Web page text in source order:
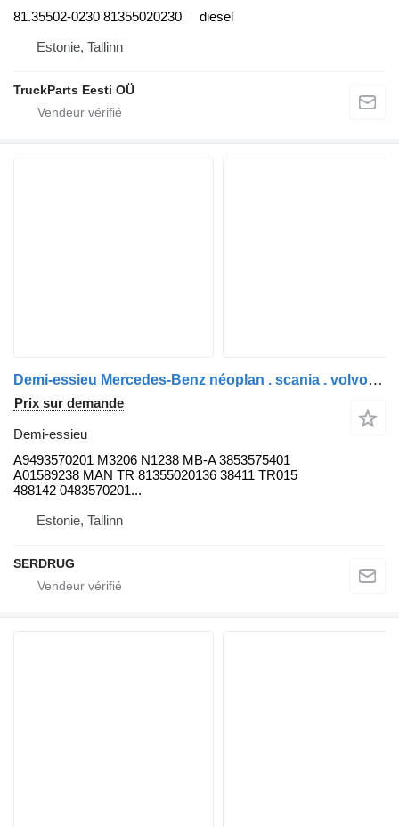
81.35502-0230 81355020230
diesel
Estonie, Tallinn
TruckParts Eesti OÜ
Demi-essieu Mercedes-Benz néoplan . scania . volvo . man A9493570201 M3206 pour bus MAN Daf . Volvo/ Scania / Neoplan
Prix sur demande
Demi-essieu
A9493570201 M3206 N1238 MB-A 3853575401
A01589238 MAN TR 81355020136 38411 TR015
488142 0483570201...
Estonie, Tallinn
SERDRUG